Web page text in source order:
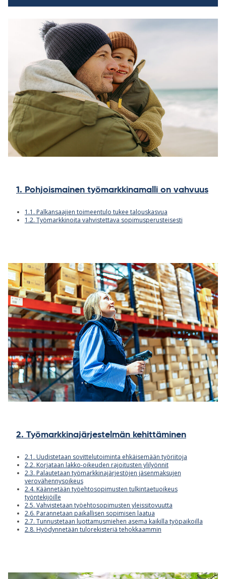
1. Pohjoismainen työmarkkinamalli on vahvuus
1.1. Palkansaajien toimeentulo tukee talouskasvua
1.2. Työmarkkinoita vahvistettava sopimusperusteisesti
2. Työmarkkinajärjestelmän kehittäminen
2.1. Uudistetaan sovittelutoiminta ehkäisemään työriitoja
2.2. Korjataan lakko-oikeuden rajoitusten ylilyönnit
2.3. Palautetaan työmarkkinajärjestöjen jäsenmaksujen
verovähennysoikeus
2.4. Käännetään työehtosopimusten tulkintaetuoikeus
työntekijöille
2.5. Vahvistetaan työehtosopimusten yleissitovuutta
2.6. Parannetaan paikallisen sopimisen laatua
2.7. Tunnustetaan luottamusmiehen asema kaikilla työpaikoilla
2.8. Hyödynnetään tulorekisteriä tehokkaammin